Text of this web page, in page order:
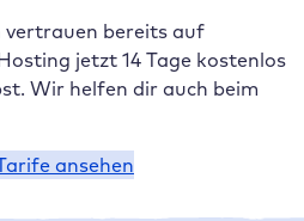
vertrauen bereits auf
jetzt 14 Tage kostenlos
Wir helfen dir auch beim
ansehen